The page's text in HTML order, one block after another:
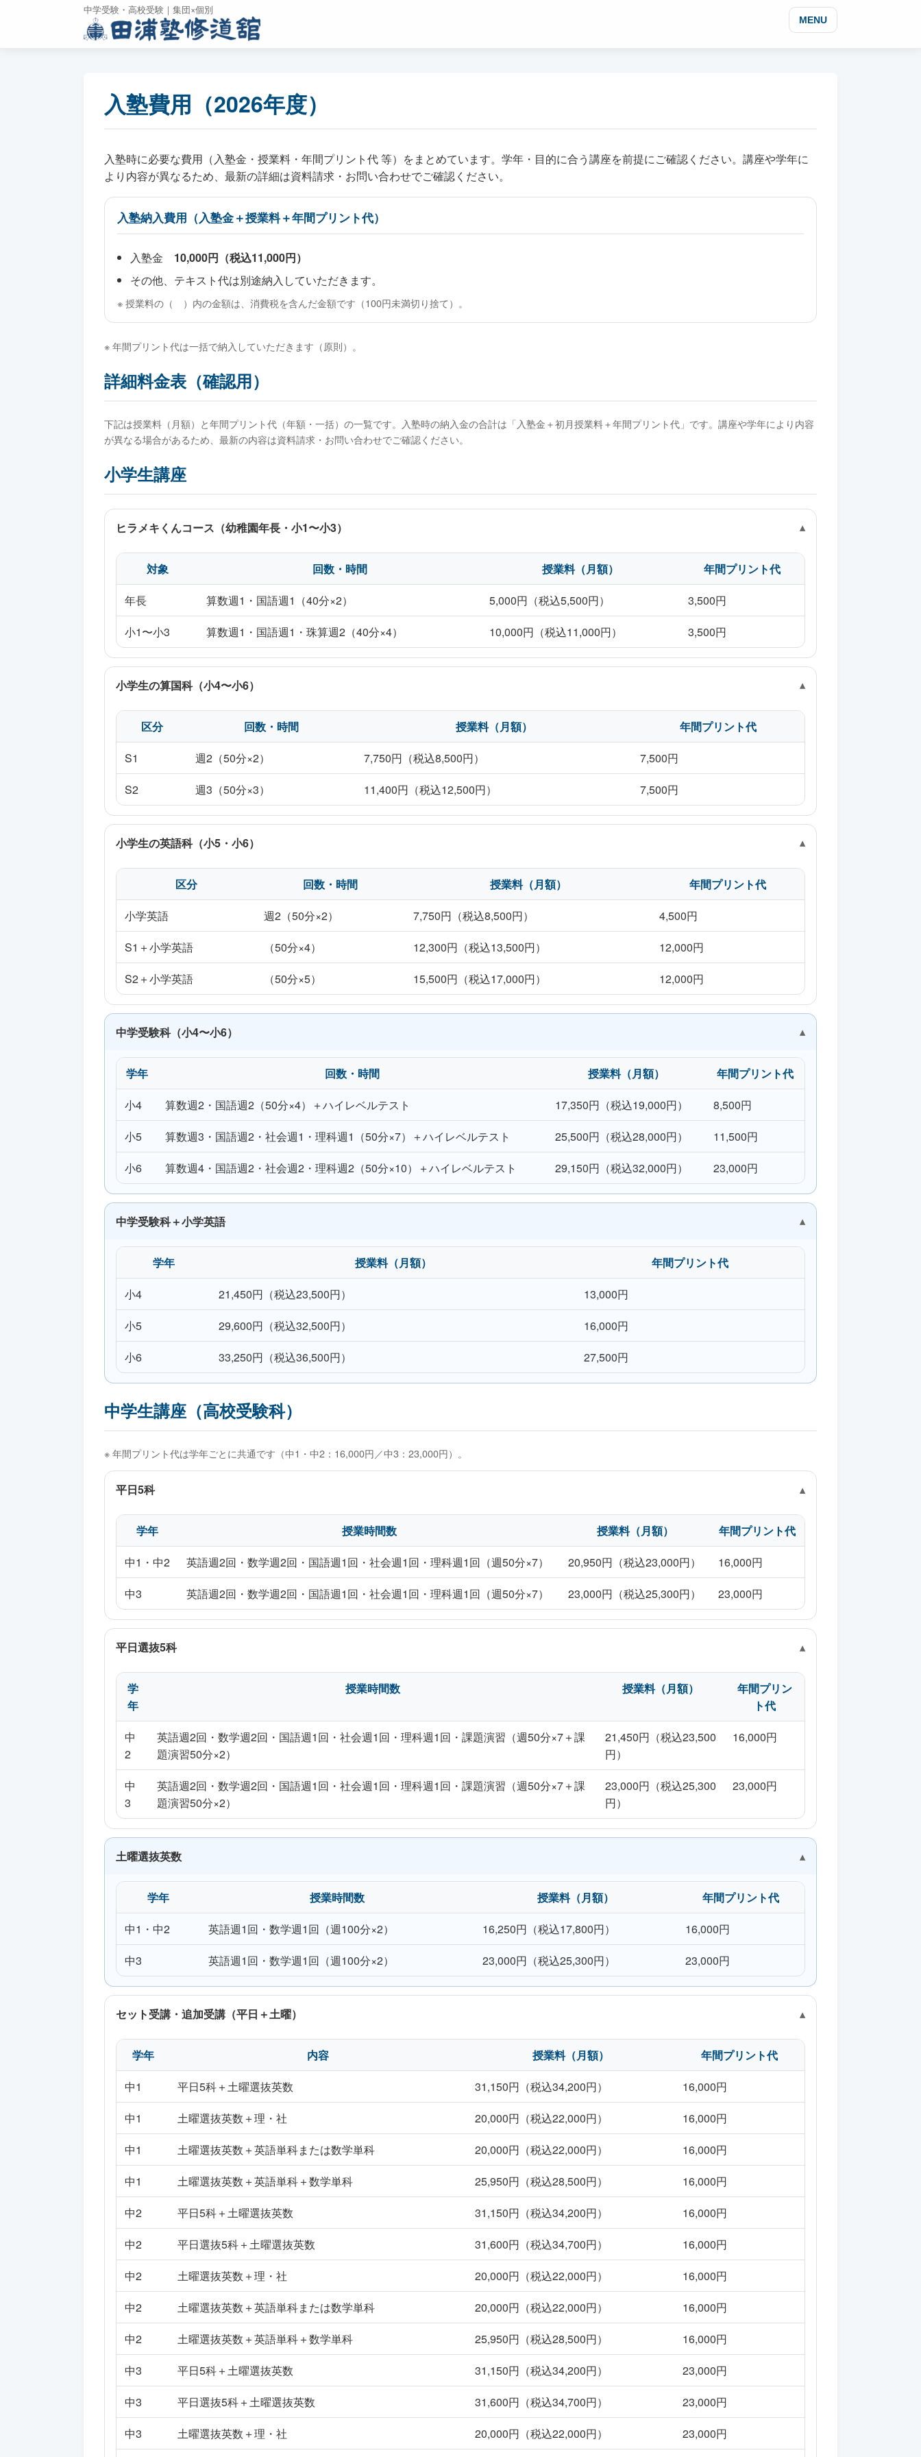
中学受験・高校受験｜集団×個別
MENU
入塾費用（2026年度）
入塾時に必要な費用（入塾金・授業料・年間プリント代 等）をまとめています。学年・目的に合う講座を前提にご確認ください。講座や学年に
より内容が異なるため、最新の詳細は資料請求・お問い合わせでご確認ください。
入塾納入費用（入塾金＋授業料＋年間プリント代）
入塾金 10,000円（税込11,000円）
その他、テキスト代は別途納入していただきます。
※ 授業料の（ ）内の金額は、消費税を含んだ金額です（100円未満切り捨て）。
※ 年間プリント代は一括で納入していただきます（原則）。
詳細料金表（確認用）
下記は授業料（月額）と年間プリント代（年額・一括）の一覧です。入塾時の納入金の合計は「入塾金＋初月授業料＋年間プリント代」です。講座や学年により内容
が異なる場合があるため、最新の内容は資料請求・お問い合わせでご確認ください。
小学生講座
ヒラメキくんコース（幼稚園年長・小1〜小3）
対象 回数・時間 授業料（月額）
年間プリント代
年長
算数週1・国語週1（40分×2） 5,000円（税込5,500円）
3,500円
小1〜小3
算数週1・国語週1・珠算週2（40分×4） 10,000円（税込11,000円） 3,500円
小学生の算国科（小4〜小6）
区分 回数・時間 授業料（月額）
年間プリント代
S1
週2（50分×2） 7,750円（税込8,500円）
7,500円
S2
週3（50分×3） 11,400円（税込12,500円） 7,500円
小学生の英語科（小5・小6）
区分 回数・時間 授業料（月額）
年間プリント代
小学英語
週2（50分×2） 7,750円（税込8,500円）
4,500円
S1＋小学英語
（50分×4） 12,300円（税込13,500円）
12,000円
S2＋小学英語
（50分×5） 15,500円（税込17,000円） 12,000円
中学受験科（小4〜小6）
学年 回数・時間 授業料（月額）
年間プリント代
小4
算数週2・国語週2（50分×4）＋ハイレベルテスト 17,350円（税込19,000円）
8,500円
小5
算数週3・国語週2・社会週1・理科週1（50分×7）＋ハイレベルテスト 25,500円（税込28,000円）
11,500円
小6
算数週4・国語週2・社会週2・理科週2（50分×10）＋ハイレベルテスト 29,150円（税込32,000円） 23,000円
中学受験科＋小学英語
学年 授業料（月額）
年間プリント代
小4
21,450円（税込23,500円）
13,000円
小5
29,600円（税込32,500円）
16,000円
小6
33,250円（税込36,500円） 27,500円
中学生講座（高校受験科）
※ 年間プリント代は学年ごとに共通です（中1・中2：16,000円／中3：23,000円）。
平日5科
学年 授業時間数 授業料（月額）
年間プリント代
中1・中2
英語週2回・数学週2回・国語週1回・社会週1回・理科週1回（週50分×7） 20,950円（税込23,000円）
16,000円
中3
英語週2回・数学週2回・国語週1回・社会週1回・理科週1回（週50分×7） 23,000円（税込25,300円） 23,000円
平日選抜5科
学
年
授業時間数 授業料（月額）
年間プリン
ト代
中
2
英語週2回・数学週2回・国語週1回・社会週1回・理科週1回・課題演習（週50分×7＋課
題演習50分×2）
21,450円（税込23,500
円）
16,000円
中
3
英語週2回・数学週2回・国語週1回・社会週1回・理科週1回・課題演習（週50分×7＋課
題演習50分×2）
23,000円（税込25,300
円）
23,000円
土曜選抜英数
学年 授業時間数 授業料（月額）
年間プリント代
中1・中2
英語週1回・数学週1回（週100分×2） 16,250円（税込17,800円）
16,000円
中3
英語週1回・数学週1回（週100分×2） 23,000円（税込25,300円） 23,000円
セット受講・追加受講（平日＋土曜）
学年 内容 授業料（月額）
年間プリント代
中1
平日5科＋土曜選抜英数 31,150円（税込34,200円）
16,000円
中1
土曜選抜英数＋理・社 20,000円（税込22,000円）
16,000円
中1
土曜選抜英数＋英語単科または数学単科 20,000円（税込22,000円）
16,000円
中1
土曜選抜英数＋英語単科＋数学単科 25,950円（税込28,500円）
16,000円
中2
平日5科＋土曜選抜英数 31,150円（税込34,200円）
16,000円
中2
平日選抜5科＋土曜選抜英数 31,600円（税込34,700円）
16,000円
中2
土曜選抜英数＋理・社 20,000円（税込22,000円）
16,000円
中2
土曜選抜英数＋英語単科または数学単科 20,000円（税込22,000円）
16,000円
中2
土曜選抜英数＋英語単科＋数学単科 25,950円（税込28,500円）
16,000円
中3
平日5科＋土曜選抜英数 31,150円（税込34,200円）
23,000円
中3
平日選抜5科＋土曜選抜英数 31,600円（税込34,700円）
23,000円
中3
土曜選抜英数＋理・社 20,000円（税込22,000円） 23,000円